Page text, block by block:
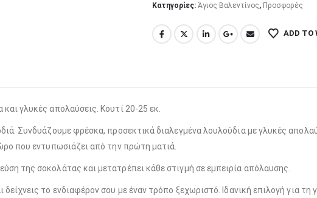
Κατηγορίες: Άγιος Βαλεντίνος, Προσφορές
ADD TO
γλυκές απολαύσεις. Κουτί 20-25 εκ.
Συνδυάζουμε φρέσκα, προσεκτικά διαλεγμένα λουλούδια με γλυκές
που εντυπωσιάζει από την πρώτη ματιά.
της σοκολάτας και μετατρέπει κάθε στιγμή σε εμπειρία απόλαυσης.
το ενδιαφέρον σου με έναν τρόπο ξεχωριστό. Ιδανική επιλογή για τη